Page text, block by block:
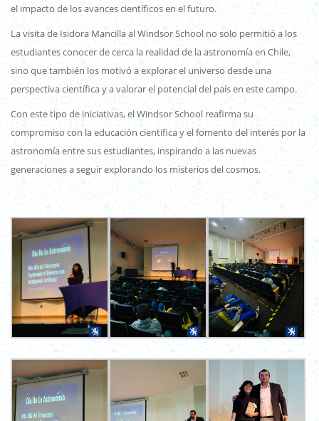
el impacto de los avances científicos en el futuro.
La visita de Isidora Mancilla al Windsor School no solo permitió a los
estudiantes conocer de cerca la realidad de la astronomía en Chile,
sino que también los motivó a explorar el universo desde una
perspectiva científica y a valorar el potencial del país en este campo.
Con este tipo de iniciativas, el Windsor School reafirma su
compromiso con la educación científica y el fomento del interés por la
astronomía entre sus estudiantes, inspirando a las nuevas
generaciones a seguir explorando los misterios del cosmos.